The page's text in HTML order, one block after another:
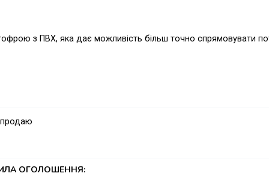
з ПВХ, яка дає можливість більш точно спрямовувати
ОГОЛОШЕННЯ: